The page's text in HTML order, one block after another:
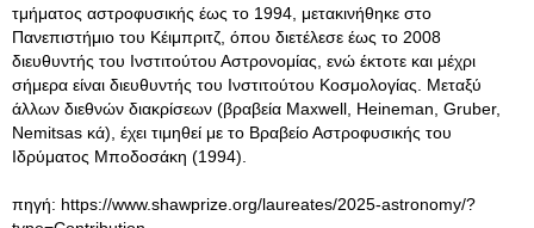
τμήματος αστροφυσικής έως το 1994, μετακινήθηκε στο
Πανεπιστήμιο του Κέιμπριτζ, όπου διετέλεσε έως το 2008
διευθυντής του Ινστιτούτου Αστρονομίας, ενώ έκτοτε και μέχρι
σήμερα είναι διευθυντής του Ινστιτούτου Κοσμολογίας. Μεταξύ
άλλων διεθνών διακρίσεων (βραβεία Maxwell, Heineman, Gruber,
Nemitsas κά), έχει τιμηθεί με το Βραβείο Αστροφυσικής του
Ιδρύματος Μποδοσάκη (1994).
πηγή: https://www.shawprize.org/laureates/2025-astronomy/?